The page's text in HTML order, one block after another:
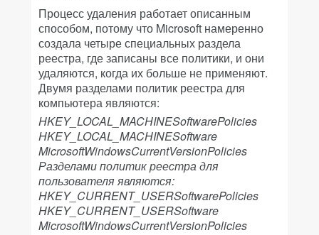
Процесс удаления работает описанным
способом, потому что Microsoft намеренно
создала четыре специальных раздела
реестра, где записаны все политики, и они
удаляются, когда их больше не применяют.
Двумя разделами политик реестра для
компьютера являются:
HKEY_LOCAL_MACHINESoftwarePolicies
HKEY_LOCAL_MACHINESoftware
MicrosoftWindowsCurrentVersionPolicies
Разделами политик реестра для
пользователя являются:
HKEY_CURRENT_USERSoftwarePolicies
HKEY_CURRENT_USERSoftware
MicrosoftWindowsCurrentVersionPolicies